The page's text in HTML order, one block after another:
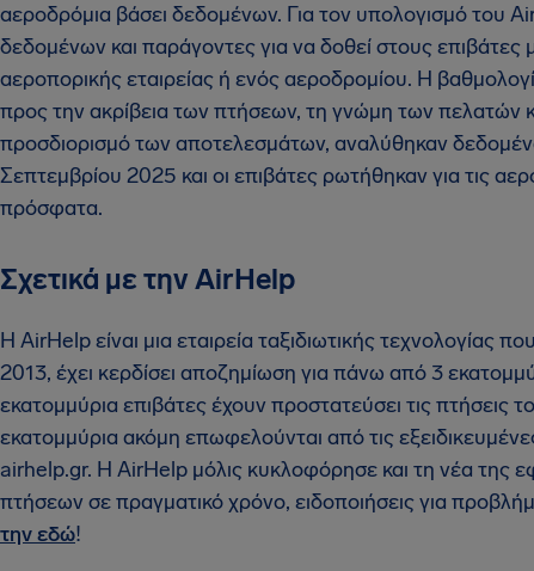
αεροδρόμια βάσει δεδομένων. Για τον υπολογισμό του
δεδομένων και παράγοντες για να δοθεί στους
αεροπορικής εταιρείας ή ενός αεροδρομίου. Η
προς την ακρίβεια των πτήσεων, τη γνώμη των πελατών
προσδιορισμό των αποτελεσμάτων, αναλύθηκαν
Σεπτεμβρίου 2025 και οι επιβάτες ρωτήθηκαν για τις
πρόσφατα.
Σχετικά με την AirHelp
Η AirHelp είναι μια εταιρεία ταξιδιωτικής
2013, έχει κερδίσει αποζημίωση για πάνω από 3
εκατομμύρια επιβάτες έχουν προστατεύσει τις πτήσεις
εκατομμύρια ακόμη επωφελούνται από τις
airhelp.gr. Η AirHelp μόλις κυκλοφόρησε και τη νέα της
πτήσεων σε πραγματικό χρόνο, ειδοποιήσεις για
την εδώ!